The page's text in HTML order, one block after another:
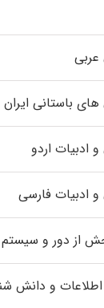
عربی
باستانی ایران
ادبیات اردو
و ادبیات فارسی
از دور و سیستم
اطلاعات و دانش